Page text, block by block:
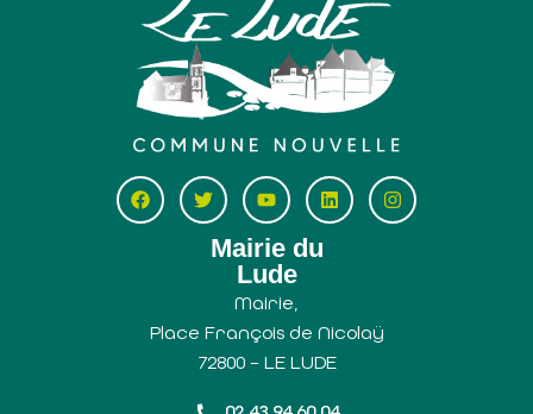
Mairie du
Lude
Mairie,
Place François de Nicolaÿ
72800 – LE LUDE